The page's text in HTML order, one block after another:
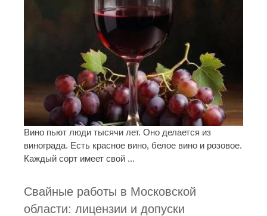
Вино пьют люди тысячи лет. Оно делается из
винограда. Есть красное вино, белое вино и розовое.
Каждый сорт имеет свой ...
Свайные работы в Московской
области: лицензии и допуски